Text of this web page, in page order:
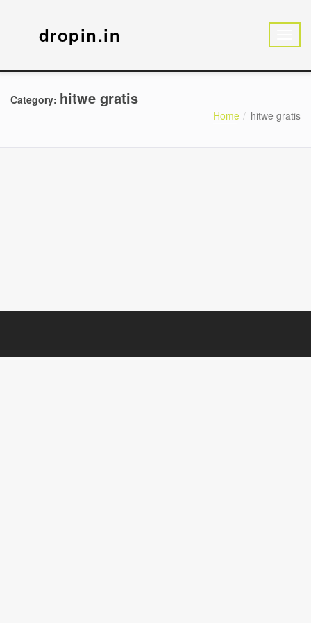
dropin.in
Category: hitwe gratis
Home hitwe gratis